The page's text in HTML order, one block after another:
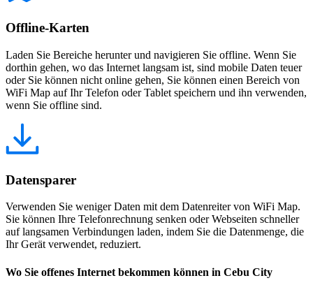
Offline-Karten
Laden Sie Bereiche herunter und navigieren Sie offline. Wenn Sie
dorthin gehen, wo das Internet langsam ist, sind mobile Daten teuer
oder Sie können nicht online gehen, Sie können einen Bereich von
WiFi Map auf Ihr Telefon oder Tablet speichern und ihn verwenden,
wenn Sie offline sind.
Datensparer
Verwenden Sie weniger Daten mit dem Datenreiter von WiFi Map.
Sie können Ihre Telefonrechnung senken oder Webseiten schneller
auf langsamen Verbindungen laden, indem Sie die Datenmenge, die
Ihr Gerät verwendet, reduziert.
Wo Sie offenes Internet bekommen können in Cebu City